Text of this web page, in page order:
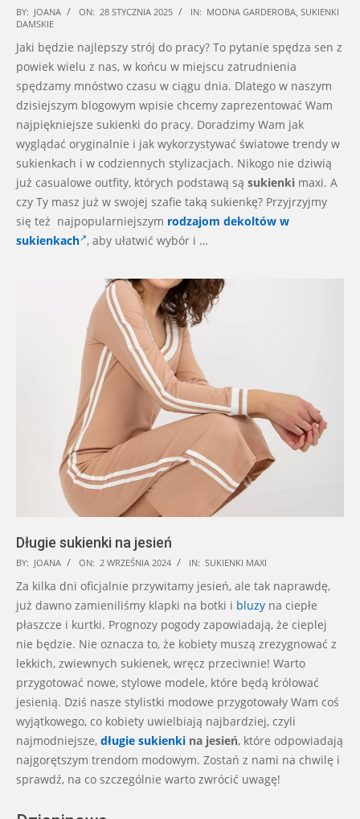
2025-
01-
28
BY: JOANA ON: 28 STYCZNIA 2025 IN: MODNA GARDEROBA SUKIENKI
DAMSKIE
Jaki będzie najlepszy strój do pracy? To pytanie spędza sen z
powiek wielu z nas, w końcu w miejscu zatrudnienia
spędzamy mnóstwo czasu w ciągu dnia. Dlatego w naszym
dzisiejszym blogowym wpisie chcemy zaprezentować Wam
najpiękniejsze sukienki do pracy. Doradzimy Wam jak
wyglądać oryginalnie i jak wykorzystywać światowe trendy w
sukienkach i w codziennych stylizacjach. Nikogo nie dziwią
już casualowe outfity, których podstawą są sukienki maxi. A
czy Ty masz już w swojej szafie taką sukienkę? Przyjrzyjmy
się też najpopularniejszym rodzajom dekoltów w
sukienkach , aby ułatwić wybór i …
Długie sukienki na jesień
2024-
09-
02
BY: JOANA ON: 2 WRZEŚNIA 2024 IN: SUKIENKI MAXI
Za kilka dni oficjalnie przywitamy jesień, ale tak naprawdę,
już dawno zamieniliśmy klapki na botki i bluzy na ciepłe
płaszcze i kurtki. Prognozy pogody zapowiadają, że cieplej
nie będzie. Nie oznacza to, że kobiety muszą zrezygnować z
lekkich, zwiewnych sukienek, wręcz przeciwnie! Warto
przygotować nowe, stylowe modele, które będą królować
jesienią. Dziś nasze stylistki modowe przygotowały Wam coś
wyjątkowego, co kobiety uwielbiają najbardziej, czyli
najmodniejsze, długie sukienki na jesień, które odpowiadają
najgorętszym trendom modowym. Zostań z nami na chwilę i
sprawdź, na co szczególnie warto zwrócić uwagę!